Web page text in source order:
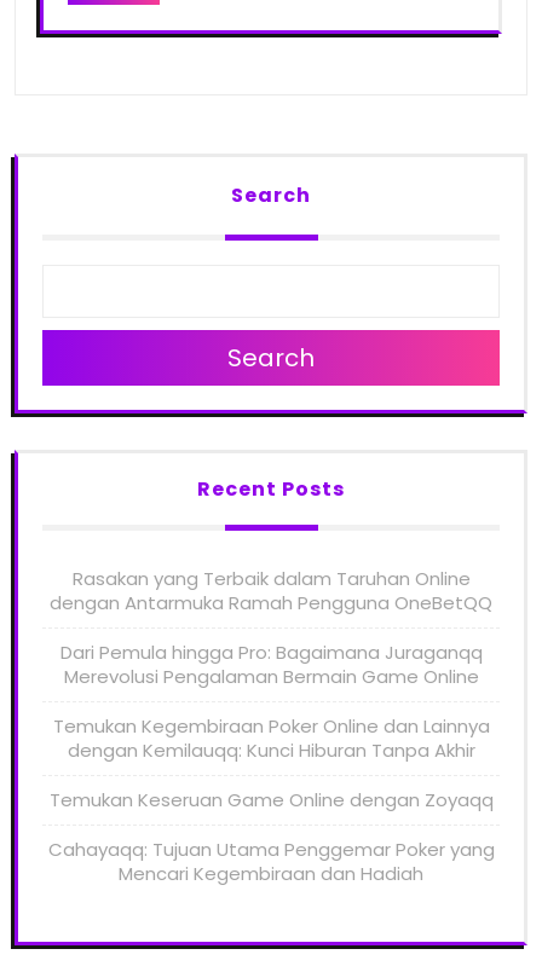
Search
Search
Recent Posts
Rasakan yang Terbaik dalam Taruhan Online
dengan Antarmuka Ramah Pengguna OneBetQQ
Dari Pemula hingga Pro: Bagaimana Juraganqq
Merevolusi Pengalaman Bermain Game Online
Temukan Kegembiraan Poker Online dan Lainnya
dengan Kemilauqq: Kunci Hiburan Tanpa Akhir
Temukan Keseruan Game Online dengan Zoyaqq
Cahayaqq: Tujuan Utama Penggemar Poker yang
Mencari Kegembiraan dan Hadiah